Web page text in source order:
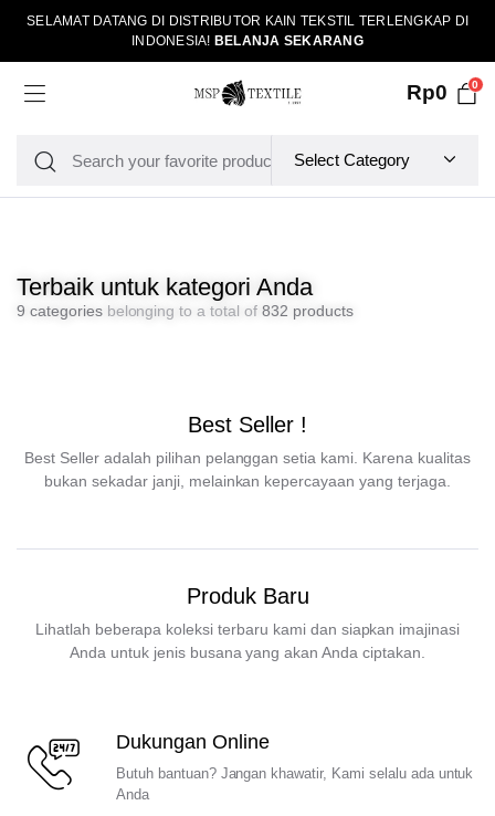
SELAMAT DATANG DI DISTRIBUTOR KAIN TEKSTIL TERLENGKAP DI
INDONESIA! BELANJA SEKARANG
Rp0 0
Terbaik untuk kategori Anda
9 categoriesbelonging to a total of 832 products
Best Seller !
Best Seller adalah pilihan pelanggan setia kami. Karena kualitas
bukan sekadar janji, melainkan kepercayaan yang terjaga.
Produk Baru
Lihatlah beberapa koleksi terbaru kami dan siapkan imajinasi
Anda untuk jenis busana yang akan Anda ciptakan.
Dukungan Online
Butuh bantuan? Jangan khawatir, Kami selalu ada untuk
Anda